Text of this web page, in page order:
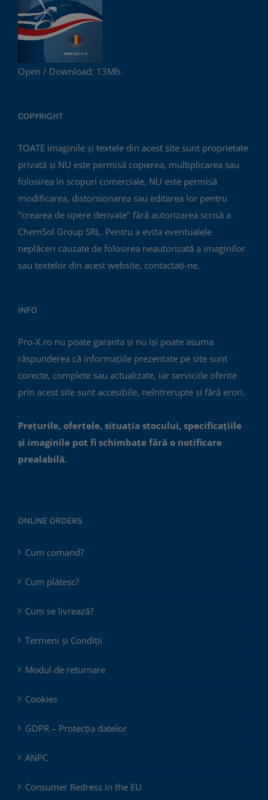
Open / Download: 13Mb.
COPYRIGHT
TOATE imaginile și textele din acest site sunt proprietate
privată și NU este permisă copierea, multiplicarea sau
folosirea în scopuri comerciale, NU este permisă
modificarea, distorsionarea sau editarea lor pentru
"crearea de opere derivate" fără autorizarea scrisă a
ChemSol Group SRL. Pentru a evita eventualele
neplăceri cauzate de folosirea neautorizată a imaginilor
sau textelor din acest website, contactați-ne.
INFO
Pro-X.ro nu poate garanta și nu își poate asuma
răspunderea că informațiile prezentate pe site sunt
corecte, complete sau actualizate, iar serviciile oferite
prin acest site sunt accesibile, neîntrerupte și fără erori.
Prețurile, ofertele, situația stocului, specificațiile
și imaginile pot fi schimbate fără o notificare
prealabilă.
ONLINE ORDERS
Cum comand?
Cum plătesc?
Cum se livrează?
Termeni și Condiții
Modul de returnare
Cookies
GDPR – Protecția datelor
ANPC
Consumer Redress in the EU